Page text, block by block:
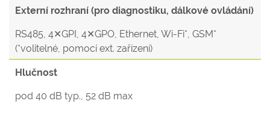
Externí rozhraní (pro diagnostiku, dálkové ovládání)
RS485, 4✕GPI, 4✕GPO, Ethernet, Wi-Fi*, GSM*
(*volitelné, pomocí ext. zařízení)
Hlučnost
pod 40 dB typ., 52 dB max